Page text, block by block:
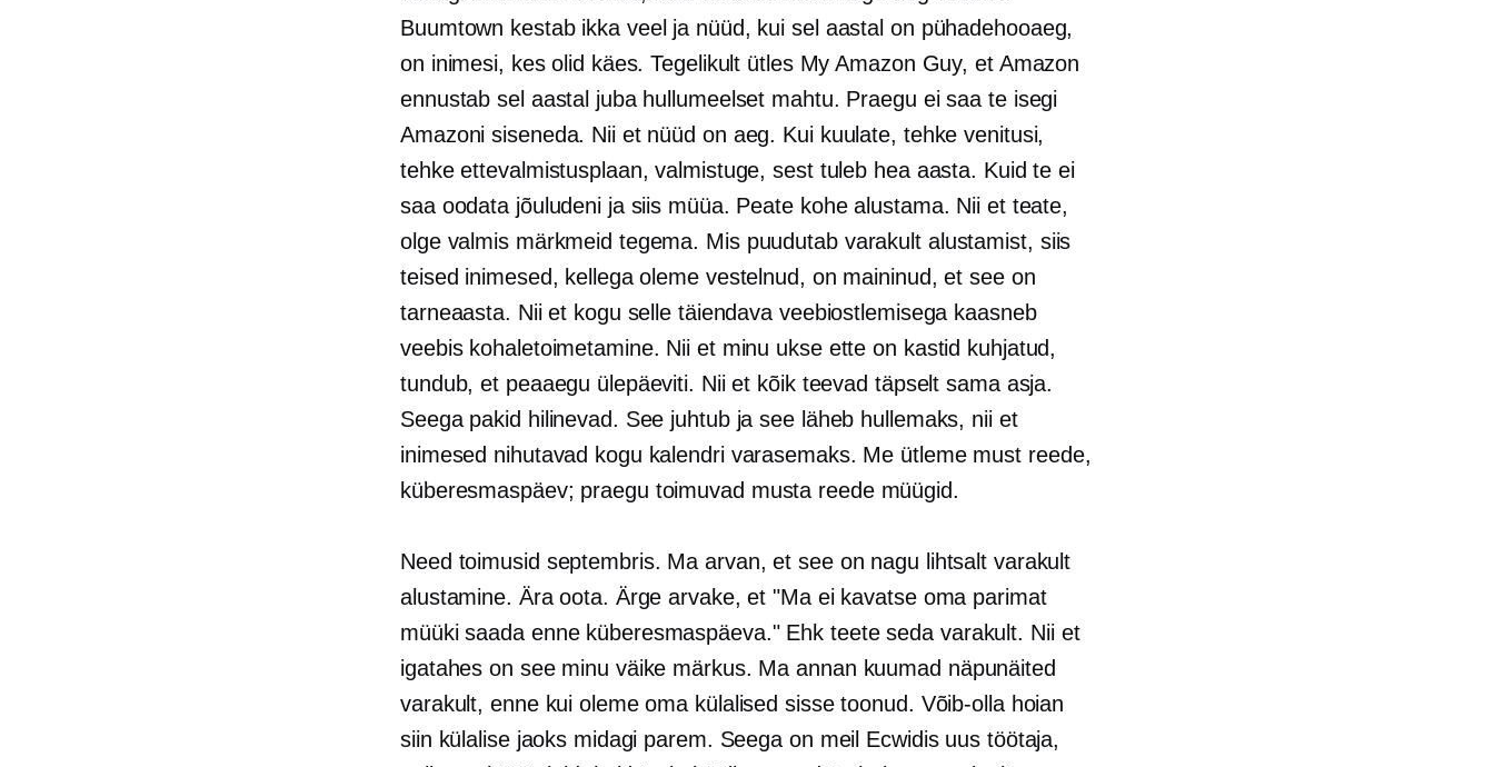
Buumtown kestab ikka veel ja nüüd, kui sel aastal on pühadehooaeg,
on inimesi, kes olid käes. Tegelikult ütles My Amazon Guy, et Amazon
ennustab sel aastal juba hullumeelset mahtu. Praegu ei saa te isegi
Amazoni siseneda. Nii et nüüd on aeg. Kui kuulate, tehke venitusi,
tehke ettevalmistusplaan, valmistuge, sest tuleb hea aasta. Kuid te ei
saa oodata jõuludeni ja siis müüa. Peate kohe alustama. Nii et teate,
olge valmis märkmeid tegema. Mis puudutab varakult alustamist, siis
teised inimesed, kellega oleme vestelnud, on maininud, et see on
tarneaasta. Nii et kogu selle täiendava veebiostlemisega kaasneb
veebis kohaletoimetamine. Nii et minu ukse ette on kastid kuhjatud,
tundub, et peaaegu ülepäeviti. Nii et kõik teevad täpselt sama asja.
Seega pakid hilinevad. See juhtub ja see läheb hullemaks, nii et
inimesed nihutavad kogu kalendri varasemaks. Me ütleme must reede,
küberesmaspäev; praegu toimuvad musta reede müügid.
Need toimusid septembris. Ma arvan, et see on nagu lihtsalt varakult
alustamine. Ära oota. Ärge arvake, et "Ma ei kavatse oma parimat
müüki saada enne küberesmaspäeva." Ehk teete seda varakult. Nii et
igatahes on see minu väike märkus. Ma annan kuumad näpunäited
varakult, enne kui oleme oma külalised sisse toonud. Võib-olla hoian
siin külalise jaoks midagi parem. Seega on meil Ecwidis uus töötaja,